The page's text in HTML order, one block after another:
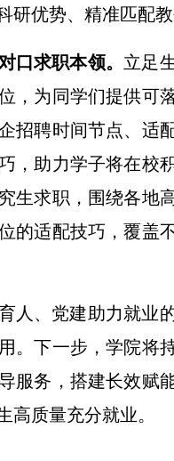
优势、精准匹配教
口求职本领。 立足
，为同学们提供可
招聘时间节点、适
，助力学子将在校
生求职，围绕各地
的适配技巧，覆盖
人、党建助力就业
。下一步，学院将
服务，搭建长效赋
高质量充分就业。